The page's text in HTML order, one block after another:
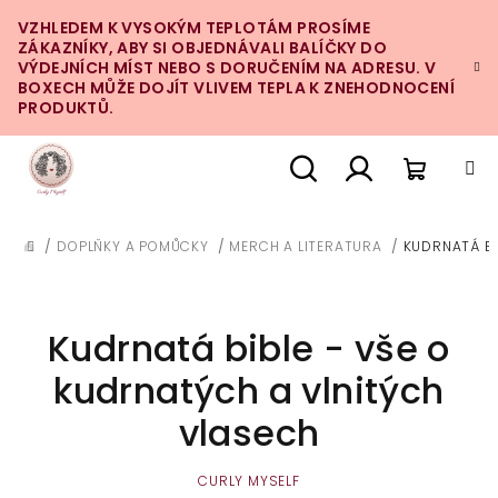
na
obsah
VZHLEDEM K VYSOKÝM TEPLOTÁM PROSÍME
ZÁKAZNÍKY, ABY SI OBJEDNÁVALI BALÍČKY DO
VÝDEJNÍCH MÍST NEBO S DORUČENÍM NA ADRESU. V
BOXECH MŮŽE DOJÍT VLIVEM TEPLA K ZNEHODNOCENÍ
PRODUKTŮ.
DOMŮ
/ DOPLŇKY A POMŮCKY / MERCH A LITERATURA / KUDRNATÁ
Kudrnatá bible - vše o
kudrnatých a vlnitých
vlasech
CURLY MYSELF